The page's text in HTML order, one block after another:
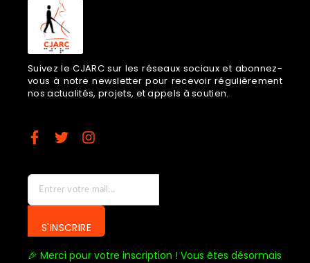
Suivez le CJARC sur les réseaux sociaux et abonnez-
vous à notre newsletter pour recevoir régulièrement
nos actualités, projets, et appels à soutien.
S'INSCRIRE
🎉 Merci pour votre inscription ! Vous êtes désormais